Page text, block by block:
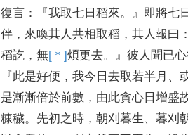
復言 ：『我取七日稻來。』 即將七
伴 ， 來喚其人共相取稻 ，其人報曰
稻訖 ，無[＊]煩更去。』彼人 聞已
『 此是好便 ，我今日去取若半月 、
是漸漸倍於前數 ， 由此貪心日增盛
糠穢。 先初之時 ，朝刈暮生 、暮刈